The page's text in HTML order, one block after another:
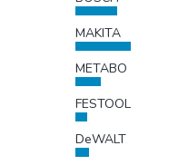
MAKITA
METABO
FESTOOL
DeWALT